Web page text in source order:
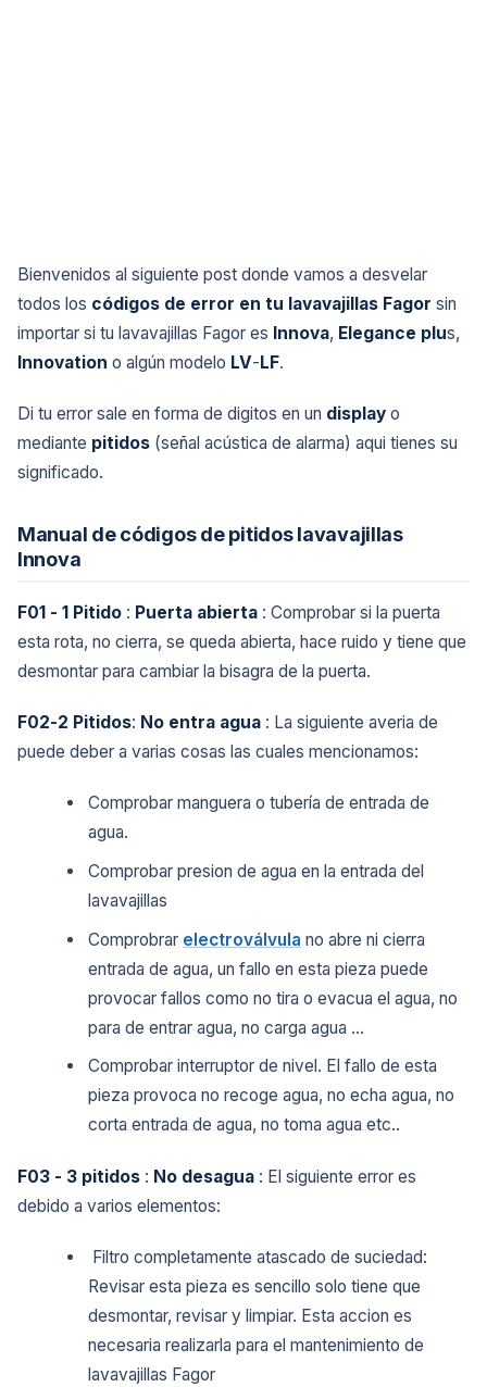
Bienvenidos al siguiente post donde vamos a desvelar
todos los códigos de error en tu lavavajillas Fagor sin
importar si tu lavavajillas Fagor es Innova, Elegance plus,
Innovation o algún modelo LV- LF.
Di tu error sale en forma de digitos en un display o
mediante pitidos (señal acústica de alarma) aqui tienes su
significado.
Manual de códigos de pitidos lavavajillas
Innova
F01 - 1 Pitido : Puerta abierta : Comprobar si la puerta
esta rota, no cierra, se queda abierta, hace ruido y tiene que
desmontar para cambiar la bisagra de la puerta.
F02-2 Pitidos: No entra agua : La siguiente averia de
puede deber a varias cosas las cuales mencionamos:
Comprobar manguera o tubería de entrada de
agua.
Comprobar presion de agua en la entrada del
lavavajillas
Comprobrar electroválvula no abre ni cierra
entrada de agua, un fallo en esta pieza puede
provocar fallos como no tira o evacua el agua, no
para de entrar agua, no carga agua ...
Comprobar interruptor de nivel. El fallo de esta
pieza provoca no recoge agua, no echa agua, no
corta entrada de agua, no toma agua etc..
F03 - 3 pitidos : No desagua : El siguiente error es
debido a varios elementos:
Filtro completamente atascado de suciedad:
Revisar esta pieza es sencillo solo tiene que
desmontar, revisar y limpiar. Esta accion es
necesaria realizarla para el mantenimiento de
lavavajillas Fagor